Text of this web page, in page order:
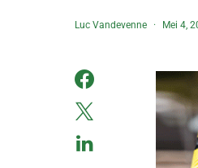
Luc Vandevenne Mei 4,